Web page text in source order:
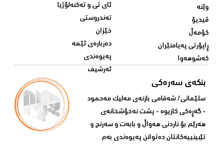
وێنە
ڤیدیۆ
کۆمەڵ
ڕاپۆرتی پەیامنێران
کەشوهەوا
ئای تی و تەکنەلۆژیا
تەندروستی
خێزان
دەربارەی ئێمە
پەیوەندی
ئەرشیف
بنکەی سەرەکی
سلێمانی/ شه‌قامی بازنه‌ی مه‌لیک مه‌حمود
- گه‌ڕه‌کی کازیوه‌ - پشت نه‌خۆشخانه‌ی‌
هه‌رێم بۆ ناردنی‌ هه‌واڵ و بابه‌ت و سه‌رنج و
تێبینییه‌كانتان ده‌توانن په‌یوه‌ندی‌ به‌م